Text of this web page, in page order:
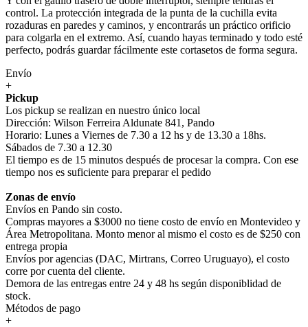
control. La protección integrada de la punta de la cuchilla evita
rozaduras en paredes y caminos, y encontrarás un práctico orificio
para colgarla en el extremo. Así, cuando hayas terminado y todo esté
perfecto, podrás guardar fácilmente este cortasetos de forma segura.
Envío
+
Pickup
Los pickup se realizan en nuestro único local
Dirección: Wilson Ferreira Aldunate 841, Pando
Horario: Lunes a Viernes de 7.30 a 12 hs y de 13.30 a 18hs.
Sábados de 7.30 a 12.30
El tiempo es de 15 minutos después de procesar la compra. Con ese
tiempo nos es suficiente para preparar el pedido
Zonas de envío
Envíos en Pando sin costo.
Compras mayores a $3000 no tiene costo de envío en Montevideo y
Área Metropolitana. Monto menor al mismo el costo es de $250 con
entrega propia
Envíos por agencias (DAC, Mirtrans, Correo Uruguayo), el costo
corre por cuenta del cliente.
Demora de las entregas entre 24 y 48 hs según disponiblidad de
stock.
Métodos de pago
+